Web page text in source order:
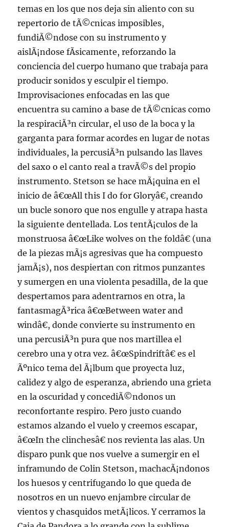
temas en los que nos deja sin aliento con su
repertorio de tÃ©cnicas imposibles,
fundiÃ©ndose con su instrumento y
aislÃ¡ndose fÃ­sicamente, reforzando la
conciencia del cuerpo humano que trabaja para
producir sonidos y esculpir el tiempo.
Improvisaciones enfocadas en las que
encuentra su camino a base de tÃ©cnicas como
la respiraciÃ³n circular, el uso de la boca y la
garganta para formar acordes en lugar de notas
individuales, la percusiÃ³n pulsando las llaves
del saxo o el canto real a travÃ©s del propio
instrumento. Stetson se hace mÃ¡quina en el
inicio de â€œAll this I do for Gloryâ€, creando
un bucle sonoro que nos engulle y atrapa hasta
la siguiente dentellada. Los tentÃ¡culos de la
monstruosa â€œLike wolves on the foldâ€ (una
de la piezas mÃ¡s agresivas que ha compuesto
jamÃ¡s), nos despiertan con ritmos punzantes
y sumergen en una violenta pesadilla, de la que
despertamos para adentrarnos en otra, la
fantasmagÃ³rica â€œBetween water and
windâ€, donde convierte su instrumento en
una percusiÃ³n pura que nos martillea el
cerebro una y otra vez. â€œSpindriftâ€ es el
Ãºnico tema del Ã¡lbum que proyecta luz,
calidez y algo de esperanza, abriendo una grieta
en la oscuridad y concediÃ©ndonos un
reconfortante respiro. Pero justo cuando
estamos alzando el vuelo y creemos escapar,
â€œIn the clinchesâ€ nos revienta las alas. Un
disparo punk que nos vuelve a sumergir en el
inframundo de Colin Stetson, machacÃ¡ndonos
los huesos y centrifugando lo que queda de
nosotros en un nuevo enjambre circular de
vientos y chasquidos metÃ¡licos. Y cerramos la